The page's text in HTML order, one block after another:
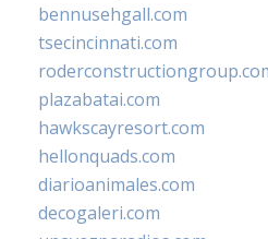
bennusehgall.com
tsecincinnati.com
plazabatai.com
hawkscayresort.com
hellonquads.com
diarioanimales.com
decogaleri.com